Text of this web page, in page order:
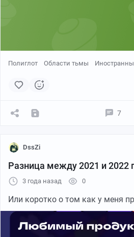
Полиглот Области тьмы
7
DssZi
Разница между 2021 и 2022
3 года назад 0
Или коротко о том как у меня